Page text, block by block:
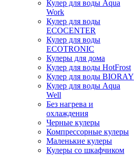
Кулер для воды Aqua
Work
Кулер для воды
ECOCENTER
Кулер для воды
ECOTRONIC
Кулеры для дома
Кулер для воды HotFrost
Кулер для воды BIORAY
Кулер для воды Aqua
Well
Без нагрева и
охлаждения
Черные кулеры
Компрессорные кулеры
Маленькие кулеры
Кулеры со шкафчиком